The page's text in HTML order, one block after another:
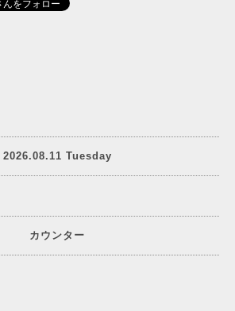
2026.08.11 Tuesday
カウンター